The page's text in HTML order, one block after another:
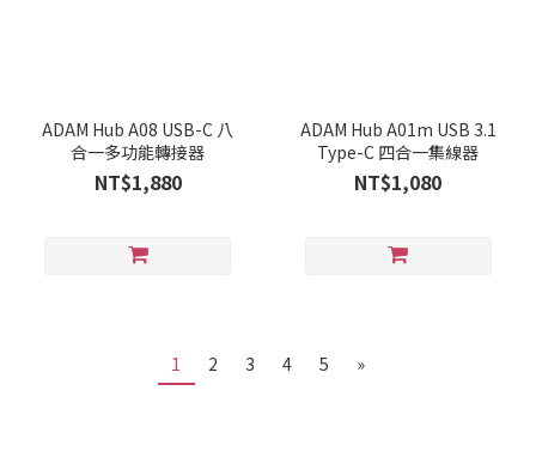
ADAM Hub A08 USB-C 八
合一多功能轉接器
NT$1,880
ADAM Hub A01m USB 3.1
Type-C 四合一集線器
NT$1,080
1 2 3 4 5 »